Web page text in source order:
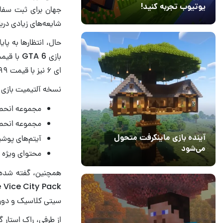
یوتیوب تجربه کنید!
41
آینده بازی ماینکرفت متحول
می‌شود
جهان برای ثبت
شایعه‌های زیادی
حال، انتظارها به
ای ۶ نیز با قیمت ۹۹.۹۹ دلار در دسترس علاقه‌مندان قرار می‌گیرد.
نسخه آلتیمیت بازی Grand Theft Auto 6 شامل محتوای زیر می‌شود:
مجموعه‌
مجموعه
آیتم‌های
محتوای
همچنین، گفته
سیتی کلاسیک و دوران